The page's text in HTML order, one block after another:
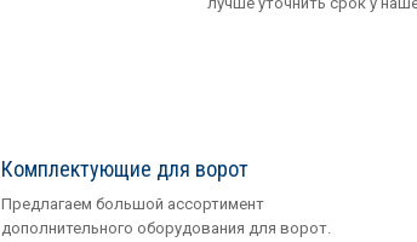
Комплектующие для ворот
Предлагаем большой ассортимент
дополнительного оборудования для ворот.